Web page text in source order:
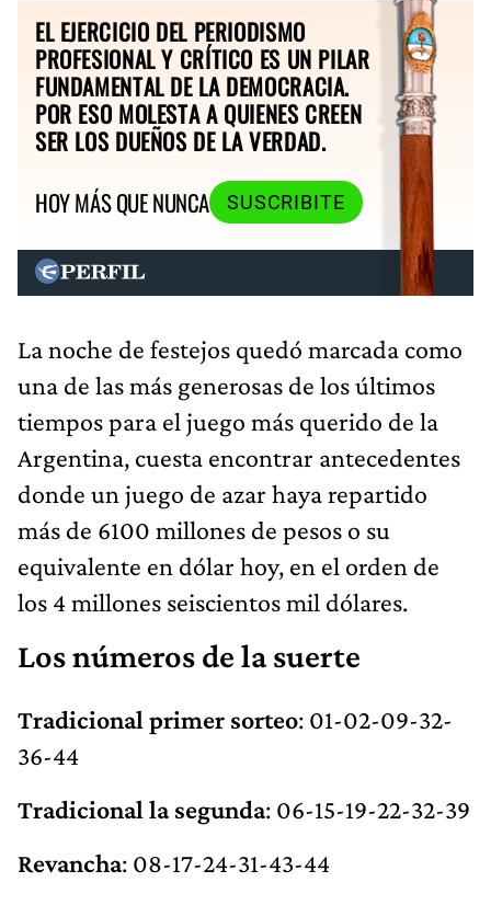
EL EJERCICIO DEL PERIODISMO
PROFESIONAL Y CRÍTICO ES UN PILAR
FUNDAMENTAL DE LA DEMOCRACIA.
POR ESO MOLESTA A QUIENES CREEN
SER LOS DUEÑOS DE LA VERDAD.
HOY MÁS QUE NUNCA
SUSCRIBITE
La noche de festejos quedó marcada como
una de las más generosas de los últimos
tiempos para el juego más querido de la
Argentina, cuesta encontrar antecedentes
donde un juego de azar haya repartido
más de 6100 millones de pesos o su
equivalente en dólar hoy, en el orden de
los 4 millones seiscientos mil dólares.
Los números de la suerte
Tradicional primer sorteo: 01-02-09-32-
36-44
Tradicional la segunda: 06-15-19-22-32-39
Revancha: 08-17-24-31-43-44